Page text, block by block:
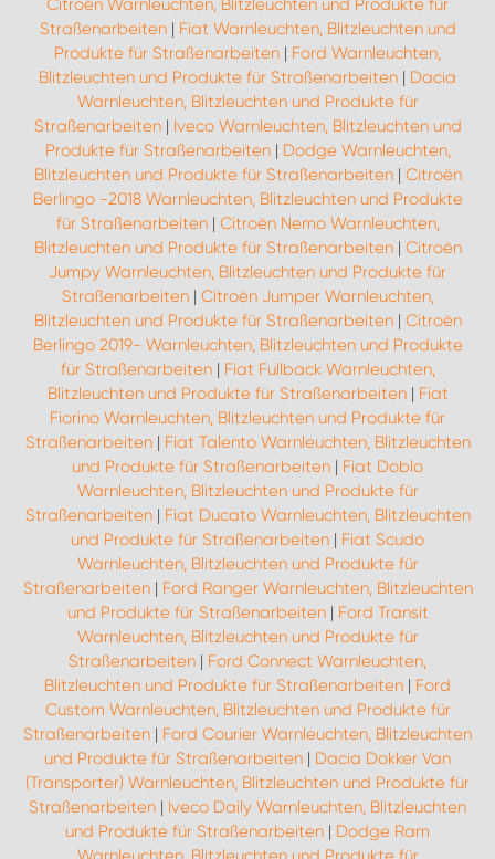
Citroën Warnleuchten, Blitzleuchten und Produkte für
Straßenarbeiten| Fiat Warnleuchten, Blitzleuchten und
Produkte für Straßenarbeiten | Ford Warnleuchten,
Blitzleuchten und Produkte für Straßenarbeiten | Dacia
Warnleuchten, Blitzleuchten und Produkte für
Straßenarbeiten| Iveco Warnleuchten, Blitzleuchten und
Produkte für Straßenarbeiten| Dodge Warnleuchten,
Blitzleuchten und Produkte für Straßenarbeiten| Citroën
Berlingo -2018 Warnleuchten, Blitzleuchten und Produkte
für Straßenarbeiten| Citroën Nemo Warnleuchten,
Blitzleuchten und Produkte für Straßenarbeiten| Citroën
Jumpy Warnleuchten, Blitzleuchten und Produkte für
Straßenarbeiten| Citroën Jumper Warnleuchten,
Blitzleuchten und Produkte für Straßenarbeiten| Citroën
Berlingo 2019- Warnleuchten, Blitzleuchten und Produkte
für Straßenarbeiten| Fiat Fullback Warnleuchten,
Blitzleuchten und Produkte für Straßenarbeiten| Fiat
Fiorino Warnleuchten, Blitzleuchten und Produkte für
Straßenarbeiten| Fiat Talento Warnleuchten, Blitzleuchten
und Produkte für Straßenarbeiten | Fiat Doblo
Warnleuchten, Blitzleuchten und Produkte für
Straßenarbeiten| Fiat Ducato Warnleuchten, Blitzleuchten
und Produkte für Straßenarbeiten | Fiat Scudo
Warnleuchten, Blitzleuchten und Produkte für
Straßenarbeiten| Ford Ranger Warnleuchten, Blitzleuchten
und Produkte für Straßenarbeiten| Ford Transit
Warnleuchten, Blitzleuchten und Produkte für
Straßenarbeiten | Ford Connect Warnleuchten,
Blitzleuchten und Produkte für Straßenarbeiten | Ford
Custom Warnleuchten, Blitzleuchten und Produkte für
Straßenarbeiten | Ford Courier Warnleuchten, Blitzleuchten
und Produkte für Straßenarbeiten | Dacia Dokker Van
(Transporter) Warnleuchten, Blitzleuchten und Produkte für
Straßenarbeiten | Iveco Daily Warnleuchten, Blitzleuchten
und Produkte für Straßenarbeiten | Dodge Ram